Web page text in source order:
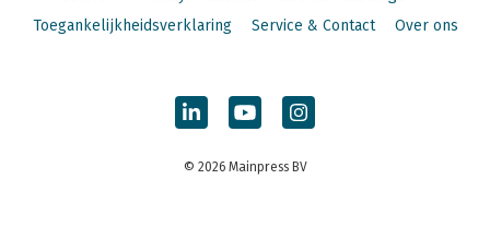
Toegankelijkheidsverklaring
Service & Contact Over ons
© 2026 Mainpress BV